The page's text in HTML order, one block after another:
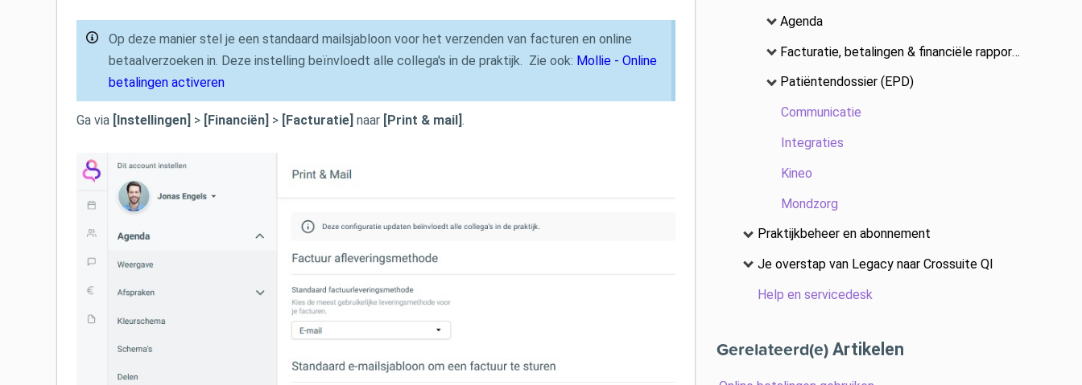
Op deze manier stel je een standaard mailsjabloon voor het verzenden van facturen en online
betaalverzoeken in. Deze instelling beïnvloedt alle collega's in de praktijk. Zie ook: Mollie - Online
betalingen activeren
Ga via Instellingen] > [Financiën] > [Facturatie]naar [Print & mail].
Agenda
Facturatie, betalingen & financiële rapportage
Patiëntendossier (EPD)
Communicatie
Integraties
Kineo
Mondzorg
Praktijkbeheer en abonnement
Je overstap van Legacy naar Crossuite QI
Help en servicedesk
Gerelateerd(e) Artikelen